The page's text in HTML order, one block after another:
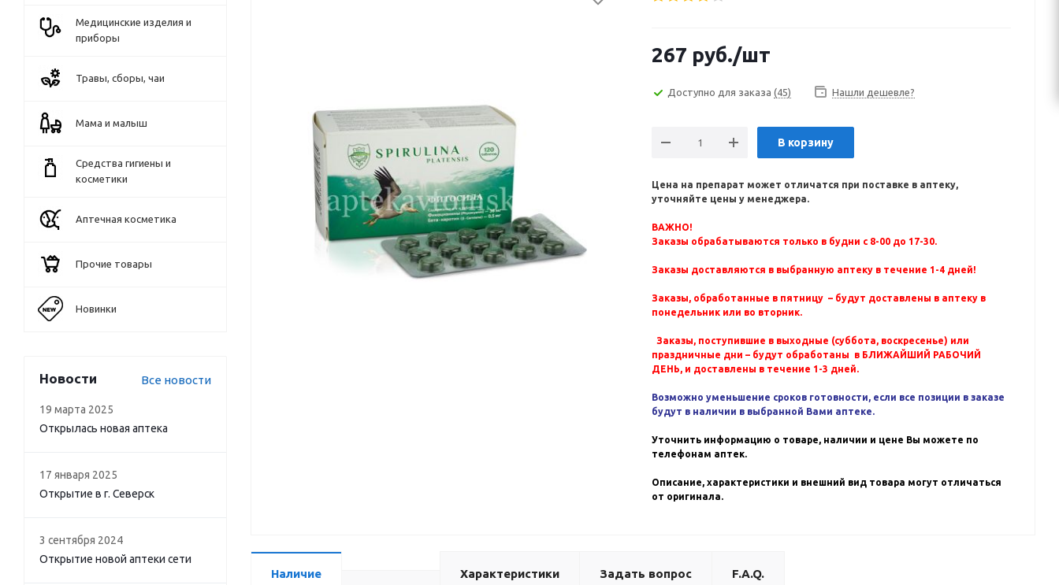
267 руб./шт
Доступно для заказа (45) Нашли дешевле?
В корзину
Цена на препарат может отличатся при поставке в аптеку,
уточняйте цены у менеджера.
ВАЖНО!
Заказы обрабатываются только в будни с 8-00 до 17-30.
Заказы доставляются в выбранную аптеку в течение 1-4 дней!
Заказы, обработанные в пятницу – будут доставлены в аптеку в
понедельник или во вторник.
Заказы, поступившие в выходные (суббота, воскресенье) или
праздничные дни – будут обработаны в БЛИЖАЙШИЙ РАБОЧИЙ
ДЕНЬ, и доставлены в течение 1-3 дней.
Возможно уменьшение сроков готовности, если все позиции в заказе
будут в наличии в выбранной Вами аптеке.
Уточнить информацию о товаре, наличии и цене Вы можете по
телефонам аптек.
Описание, характеристики и внешний вид товара могут отличаться
от оригинала.
Наличие
Характеристики Задать вопрос F.A.Q.
Медицинские изделия и
приборы
Травы, сборы, чаи
Мама и малыш
Средства гигиены и
косметики
Аптечная косметика
Прочие товары
Новинки
Новости Все новости
19 марта 2025
Открылась новая аптека
17 января 2025
Открытие в г. Северск
3 сентября 2024
Открытие новой аптеки сети